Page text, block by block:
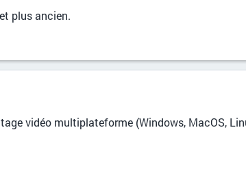
plus ancien.
vidéo multiplateforme (Windows, MacOS,